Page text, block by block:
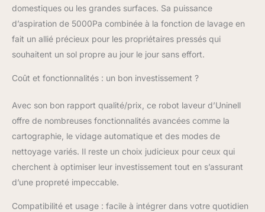
domestiques ou les grandes surfaces. Sa puissance
d’aspiration de 5000Pa combinée à la fonction de lavage en
fait un allié précieux pour les propriétaires pressés qui
souhaitent un sol propre au jour le jour sans effort.
Coût et fonctionnalités : un bon investissement ?
Avec son bon rapport qualité/prix, ce robot laveur d’Uninell
offre de nombreuses fonctionnalités avancées comme la
cartographie, le vidage automatique et des modes de
nettoyage variés. Il reste un choix judicieux pour ceux qui
cherchent à optimiser leur investissement tout en s’assurant
d’une propreté impeccable.
Compatibilité et usage : facile à intégrer dans votre quotidien